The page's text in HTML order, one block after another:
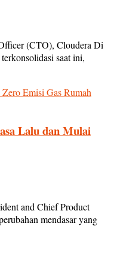
(CTO), Cloudera Di
saat ini,
Lalu dan Mulai
and Chief Product
mendasar yang